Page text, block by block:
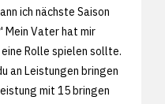
ich nächste Saison
Mein Vater hat mir
Rolle spielen sollte.
an Leistungen bringen
mit 15 bringen